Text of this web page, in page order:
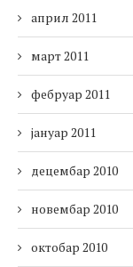
април 2011
март 2011
фебруар 2011
јануар 2011
децембар 2010
новембар 2010
октобар 2010